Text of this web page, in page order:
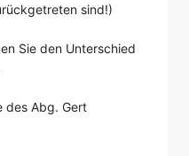
sind!)
Sie den Unterschied
des Abg. Gert